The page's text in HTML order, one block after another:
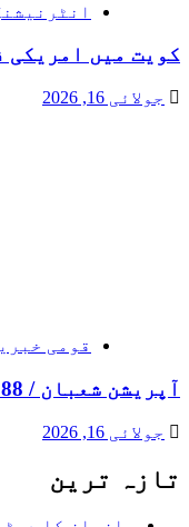
کویت میں امریکی
جولائی 16, 2026
قومی
آپریشن شعبان / 88 دہشت گرد ہلاک
جولائی 16, 2026
تازہ ترین